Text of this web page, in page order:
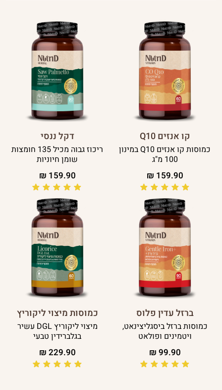
קו אנזים Q10
כמוסות קו אנזים Q10 במינון
100 מ"ג
159.90
₪
דקל ננסי
ריכוז גבוה מכיל 135 חומצות
שומן חיוניות
159.90
₪
ברזל עדין פלוס
כמוסות ברזל ביסגליצינאט,
ויטמינים ופולאט
99.90
₪
כמוסות מיצוי ליקוריץ
מיצוי ליקוריץ DGL עשיר
בגלברידין טבעי
229.90
₪